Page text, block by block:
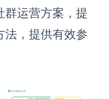
群运营方案，提
法，提供有效参